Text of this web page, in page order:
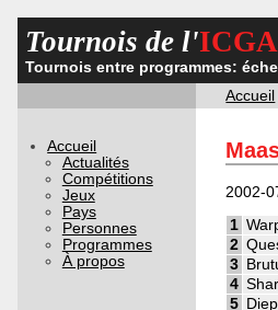
Tournois de l'ICGA
Tournois entre programmes:
Accueil
Accueil
Actualités
Compétitions
Jeux
Pays
Personnes
Programmes
À propos
2002-
1
2
3
4
5 Diep